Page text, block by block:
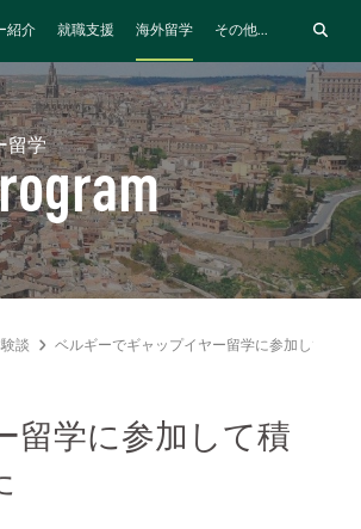
紹介 就職支援 海外留学 その他...
留学
談 ベルギーでギャップイヤー留学に参加して積
留学に参加して積